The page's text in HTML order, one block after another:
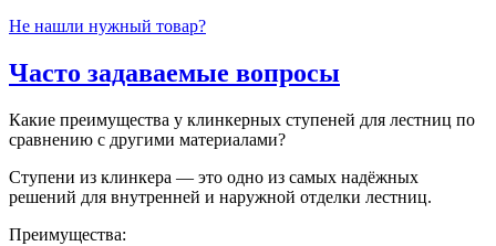
Не нашли нужный товар?
Часто задаваемые вопросы
Какие преимущества у клинкерных ступеней для лестниц по
сравнению с другими материалами?
Ступени из клинкера — это одно из самых надёжных
решений для внутренней и наружной отделки лестниц.
Преимущества: